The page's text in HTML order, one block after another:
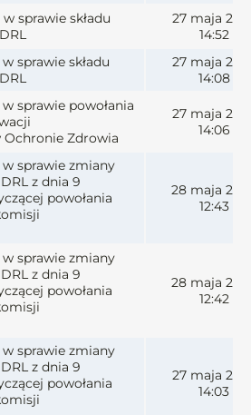
sprawie składu
27 maja
14:52
sprawie składu
27 maja
14:08
sprawie powołania
Zdrowia
27 maja
14:06
w sprawie zmiany
z dnia 9
powołania
28 maja
12:43
w sprawie zmiany
z dnia 9
powołania
28 maja
12:42
w sprawie zmiany
z dnia 9
powołania
27 maja
14:03